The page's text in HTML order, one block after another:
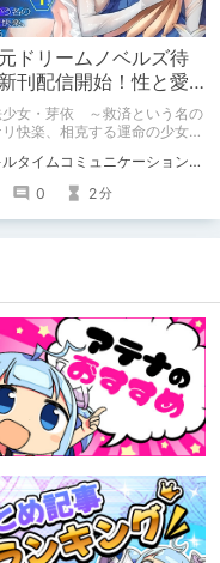
ドリームノベルズ待
刊配信開始！性と愛
く、ファンタジー官
開幕！
少女・芽依 ～救済という名の
快楽、相克する運命の少女た
一気に上・下巻が同時配
キルタイムコミュニケーション（KTC）の作品を一人でも多くの人に知ってほしい人
0 2分